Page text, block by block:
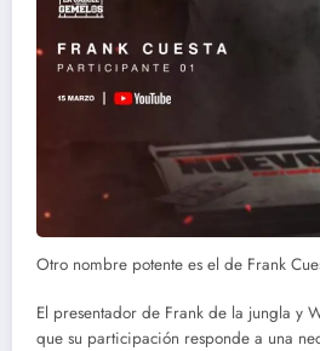
Otro nombre potente es el de Frank
El presentador de Frank de la jungla y
que su participación responde a una